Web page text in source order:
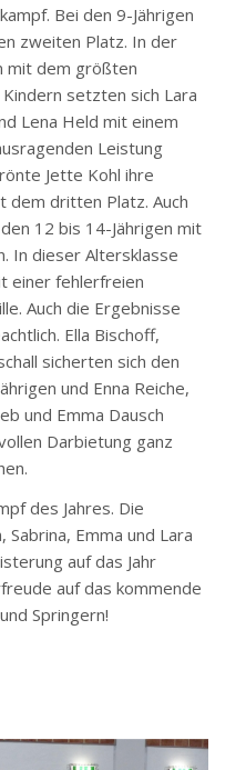
Bei den 9-Jährigen
zweiten Platz. In der
mit dem größten
setzten sich Lara
Lena Held mit einem
Leistung
Jette Kohl ihre
dem dritten Platz. Auch
12 bis 14-Jährigen mit
In dieser Altersklasse
einer fehlerfreien
Auch die Ergebnisse
Ella Bischoff,
sicherten sich den
und Enna Reiche,
und Emma Dausch
Darbietung ganz
des Jahres. Die
Emma und Lara
auf das Jahr
auf das kommende
Springern!